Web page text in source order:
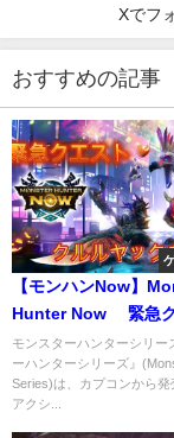
Xでフ
おすすめの記事
【モンハンNow】
Hunter Now 緊急ク
ルルヤックで長期停
モンスターハンターシリー
ーハンターシリーズ』
Series)は、カプコンから発
アクシ...